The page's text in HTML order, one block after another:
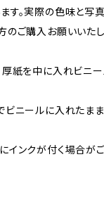
す。実際の色味と写
ご購入お願いいたし
厚紙を中に入れビニ
ニールに入れたまま
インクが付く場合が